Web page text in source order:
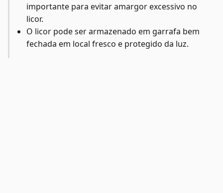
importante para evitar amargor excessivo no
licor.
O licor pode ser armazenado em garrafa bem
fechada em local fresco e protegido da luz.